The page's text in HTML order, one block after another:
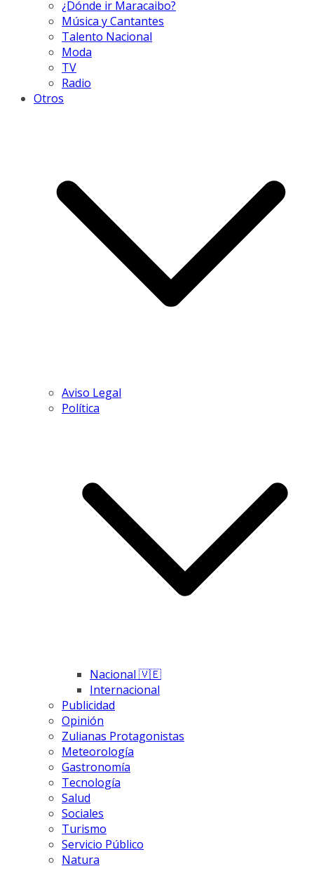
¿Dónde ir Maracaibo?
Música y Cantantes
Talento Nacional
Moda
TV
Radio
Otros
Aviso Legal
Política
Nacional 🇻🇪
Internacional
Publicidad
Opinión
Zulianas Protagonistas
Meteorología
Gastronomía
Tecnología
Salud
Sociales
Turismo
Servicio Público
Natura